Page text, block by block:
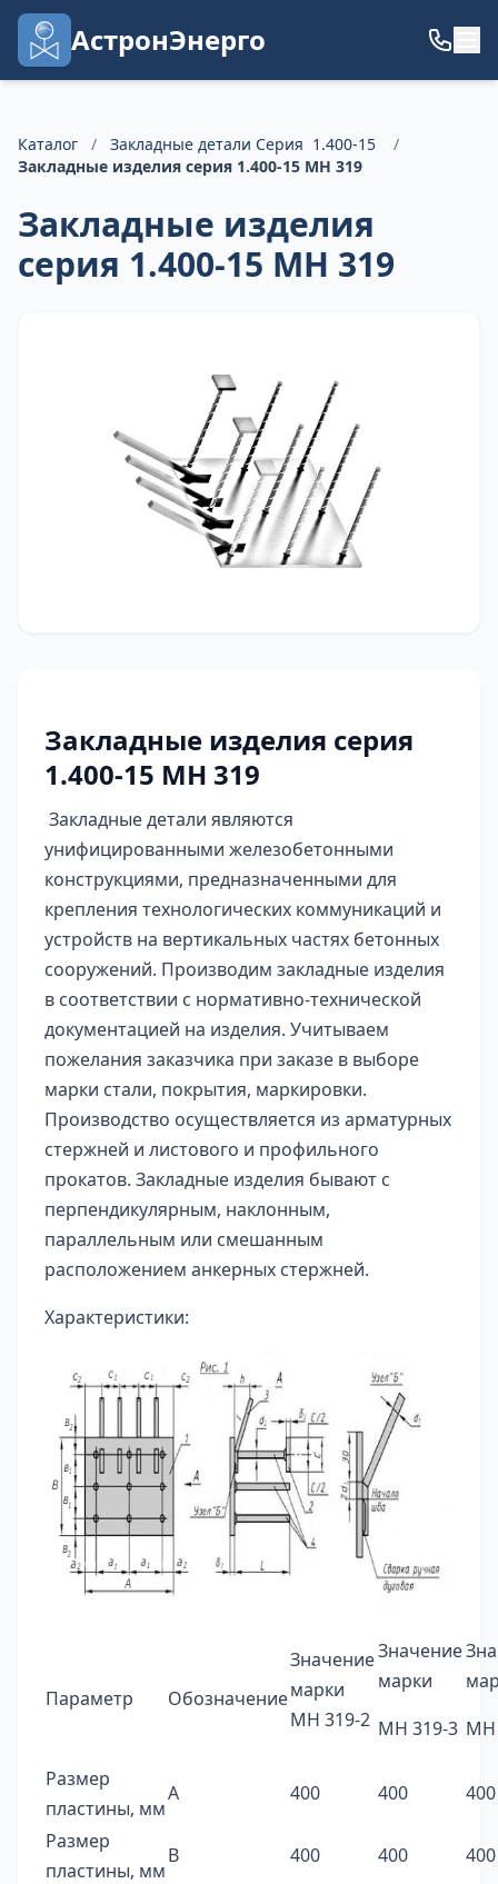
АстронЭнерго
Каталог / Закладные детали Серия 1.400-15
/
Закладные изделия серия 1.400-15 МН 319
Закладные изделия
серия 1.400-15 МН 319
Закладные изделия серия
1.400-15 МН 319
Закладные детали являются
унифицированными железобетонными
конструкциями, предназначенными для
крепления технологических коммуникаций и
устройств на вертикальных частях бетонных
сооружений. Производим закладные изделия
в соответствии с нормативно-технической
документацией на изделия. Учитываем
пожелания заказчика при заказе в выборе
марки стали, покрытия, маркировки.
Производство осуществляется из арматурных
стержней и листового и профильного
прокатов. Закладные изделия бывают с
перпендикулярным, наклонным,
параллельным или смешанным
расположением анкерных стержней.
Характеристики:
Параметр Обозначение
Значение
марки
МН 319-2
Значение
марки
МН 319-3 МН
Размер
пластины, мм
А 400 400
400
Размер
пластины, мм
В 400 400
400